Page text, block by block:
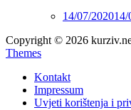
14/07/202014/
Copyright © 2026
Themes
Kontakt
Impressum
Uvjeti korištenja i